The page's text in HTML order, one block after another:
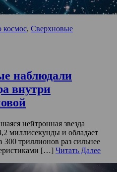
космос, Сверхновые
наблюдали
внутри
нейтронная звезда
миллисекунды и обладает
триллионов раз сильнее
[…] Читать Далее